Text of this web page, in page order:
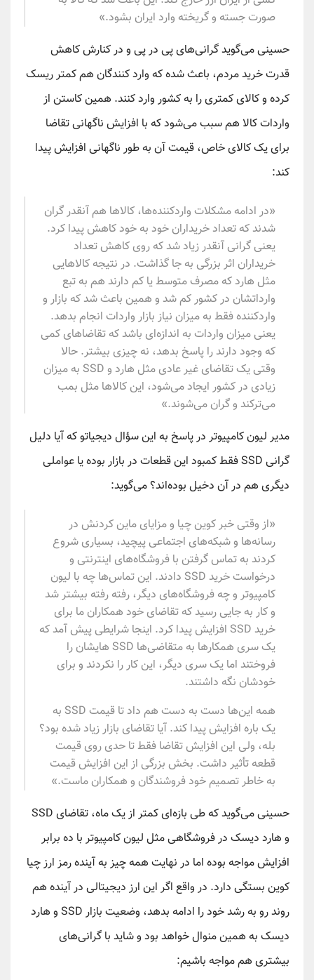
صورت جسته و گریخته وارد ایران بشود.»
حسینی می‌گوید گرانی‌های پی در پی و در کنارش کاهش
قدرت خرید مردم، باعث شده که وارد کنندگان هم کمتر ریسک
کرده و کالای کمتری را به کشور وارد کنند. همین کاستن از
واردات کالا هم سبب می‌شود که با افزایش ناگهانی تقاضا
برای یک کالای خاص، قیمت آن به طور ناگهانی افزایش پیدا
کند:
«در ادامه مشکلات واردکننده‌ها، کالاها هم آنقدر گران
شدند که تعداد خریداران خود به خود کاهش پیدا کرد.
یعنی گرانی آنقدر زیاد شد که روی کاهش تعداد
خریداران اثر بزرگی به جا گذاشت. در نتیجه کالاهایی
مثل هارد که مصرف متوسط یا کم دارند هم به تبع
وارداتشان در کشور کم شد و همین باعث شد که بازار و
واردکننده فقط به میزان نیاز بازار واردات انجام بدهد.
یعنی میزان واردات به اندازه‌ای باشد که تقاضاهای کمی
که وجود دارند را پاسخ بدهد، نه چیزی بیشتر. حالا
وقتی یک تقاضای غیر عادی مثل هارد و SSD به میزان
زیادی در کشور ایجاد می‌شود، این کالاها مثل بمب
می‌ترکند و گران می‌شوند.»
مدیر لیون کامپیوتر در پاسخ به این سؤال دیجیاتو که آیا دلیل
گرانی SSD فقط کمبود این قطعات در بازار بوده یا عواملی
دیگری هم در آن دخیل بوده‌اند؟ می‌گوید:
«از وقتی خبر کوین چیا و مزایای ماین کردنش در
رسانه‌ها و شبکه‌های اجتماعی پیچید، بسیاری شروع
کردند به تماس گرفتن با فروشگاه‌های اینترنتی و
درخواست خرید SSD دادند. این تماس‌ها چه با لیون
کامپیوتر و چه فروشگاه‌های دیگر، رفته رفته بیشتر شد
و کار به جایی رسید که تقاضای خود همکاران ما برای
خرید SSD افزایش پیدا کرد. اینجا شرایطی پیش آمد که
یک سری همکارها به متقاضی‌ها SSD هایشان را
فروختند اما یک سری دیگر، این کار را نکردند و برای
خودشان نگه داشتند.
همه این‌ها دست به دست هم داد تا قیمت SSD به
یک باره افزایش پیدا کند. آیا تقاضای بازار زیاد شده بود؟
بله، ولی این افزایش تقاضا فقط تا حدی روی قیمت
قطعه تأثیر داشت. بخش بزرگی از این افزایش قیمت
به خاطر تصمیم خود فروشندگان و همکاران ماست.»
حسینی می‌گوید که طی بازه‌ای کمتر از یک ماه، تقاضای SSD
و هارد دیسک در فروشگاهی مثل لیون کامپیوتر با ده برابر
افزایش مواجه بوده اما در نهایت همه چیز به آینده رمز ارز چیا
کوین بستگی دارد. در واقع اگر این ارز دیجیتالی در آینده هم
روند رو به رشد خود را ادامه بدهد، وضعیت بازار SSD و هارد
دیسک به همین منوال خواهد بود و شاید با گرانی‌های
بیشتری هم مواجه باشیم: